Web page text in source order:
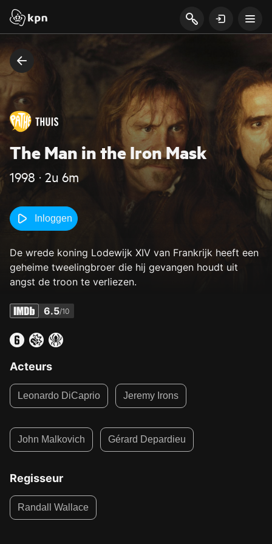
The Man in the Iron Mask
1998 ‧ 2u 6m
Inloggen
De wrede koning Lodewijk XIV van Frankrijk heeft een
geheime tweelingbroer die hij gevangen houdt uit
angst de troon te verliezen.
6.5/10
Acteurs
Leonardo DiCaprio Jeremy Irons
John Malkovich Gérard Depardieu
Regisseur
Randall Wallace